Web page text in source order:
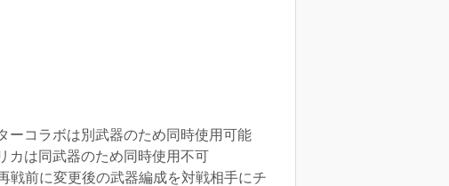
ーコラボは別武器のため同時使用可能
カは同武器のため同時使用不可
戦前に変更後の武器編成を対戦相手にチ